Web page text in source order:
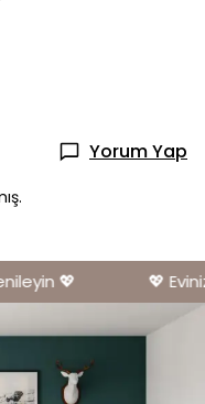
Yorum Yap
💖 💖